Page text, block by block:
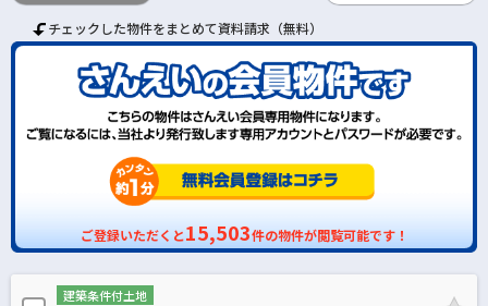
チェックした物件をまとめて資料請求（無料）
ご登録いただくと15,503件の物件が閲覧可能です！
建築条件付土地